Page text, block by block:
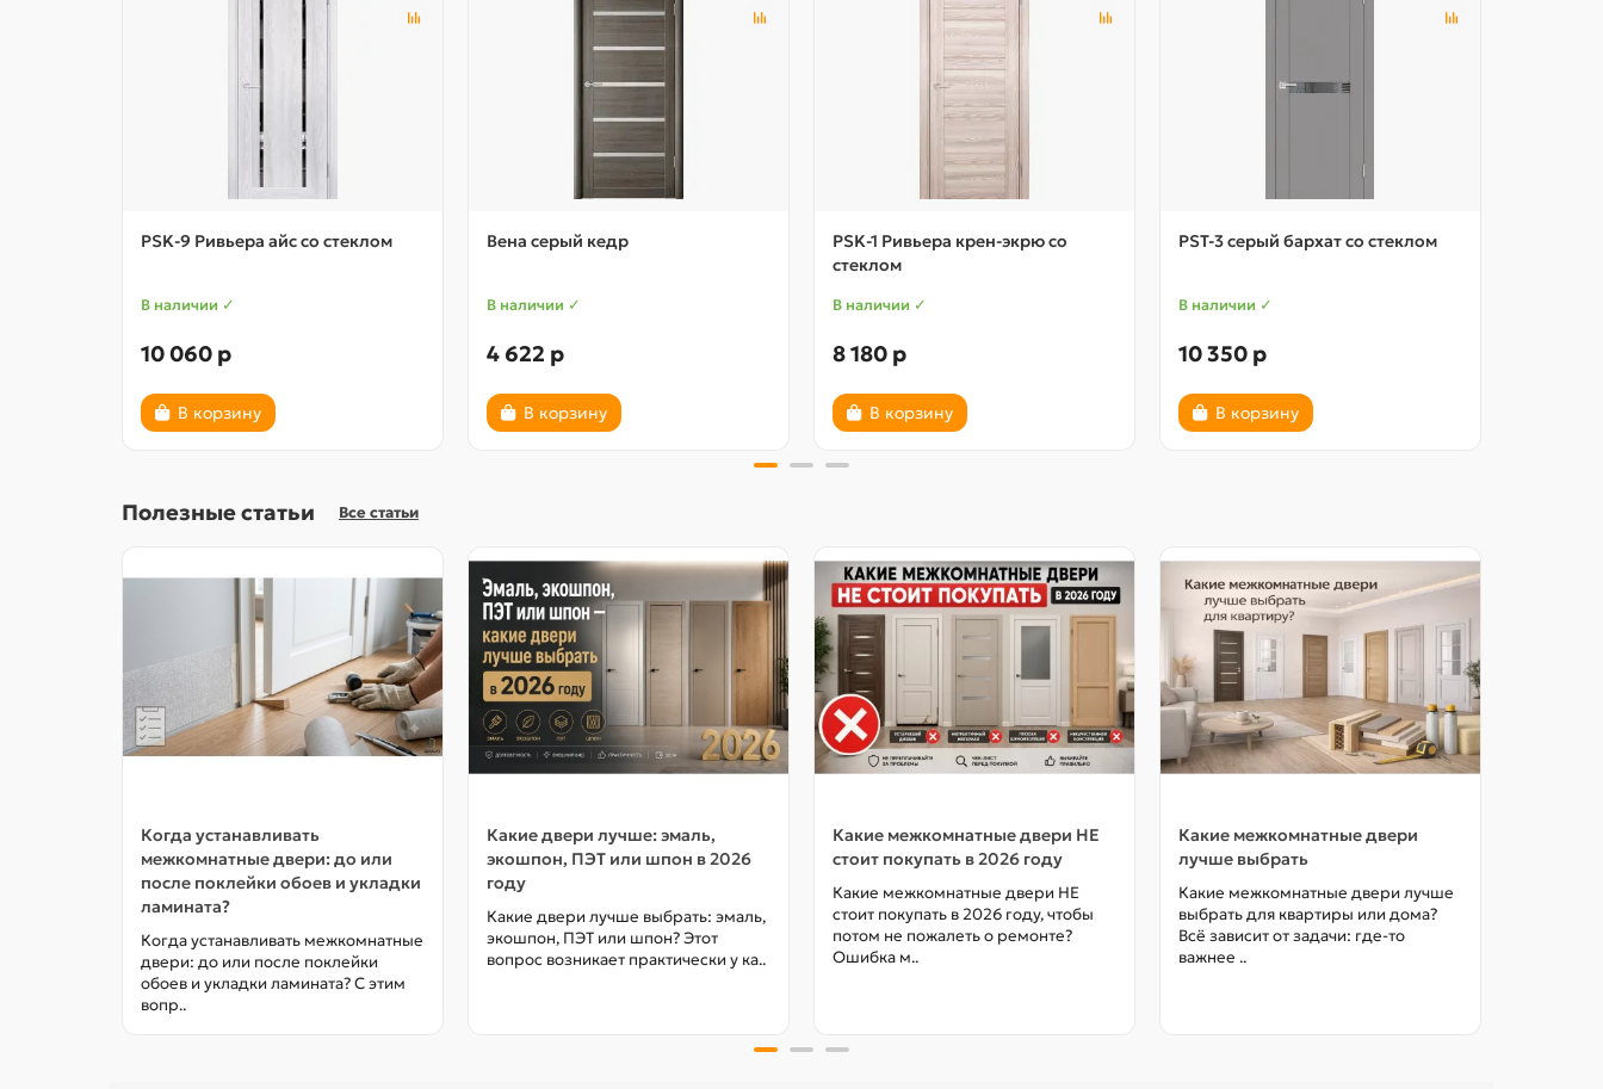
PSK-9 Ривьера айс со стеклом
В наличии ✓
10 060 р
В корзину
Вена серый кедр
В наличии ✓
4 622 р
В корзину
PSK-1 Ривьера крен-экрю со
стеклом
В наличии ✓
8 180 р
В корзину
PST-3 серый бархат со стеклом
В наличии ✓
10 350 р
В корзину
Полезные статьи Все статьи
Когда устанавливать
межкомнатные двери: до или
после поклейки обоев и укладки
ламината?
Когда устанавливать межкомнатные
двери: до или после поклейки
обоев и укладки ламината? С этим
вопр..
Какие двери лучше: эмаль,
экошпон, ПЭТ или шпон в 2026
году
Какие двери лучше выбрать: эмаль,
экошпон, ПЭТ или шпон? Этот
вопрос возникает практически у ка..
Какие межкомнатные двери НЕ
стоит покупать в 2026 году
Какие межкомнатные двери НЕ
стоит покупать в 2026 году, чтобы
потом не пожалеть о ремонте?
Ошибка м..
Какие межкомнатные двери
лучше выбрать
Какие межкомнатные двери лучше
выбрать для квартиры или дома?
Всё зависит от задачи: где-то
важнее ..